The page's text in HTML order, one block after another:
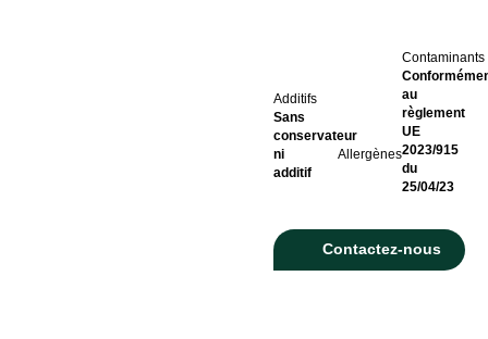
Additifs
Sans
conservateur
ni
additif
Allergènes
Contaminants
au
règlement
UE
2023/915
du
25/04/23
Contactez-nous